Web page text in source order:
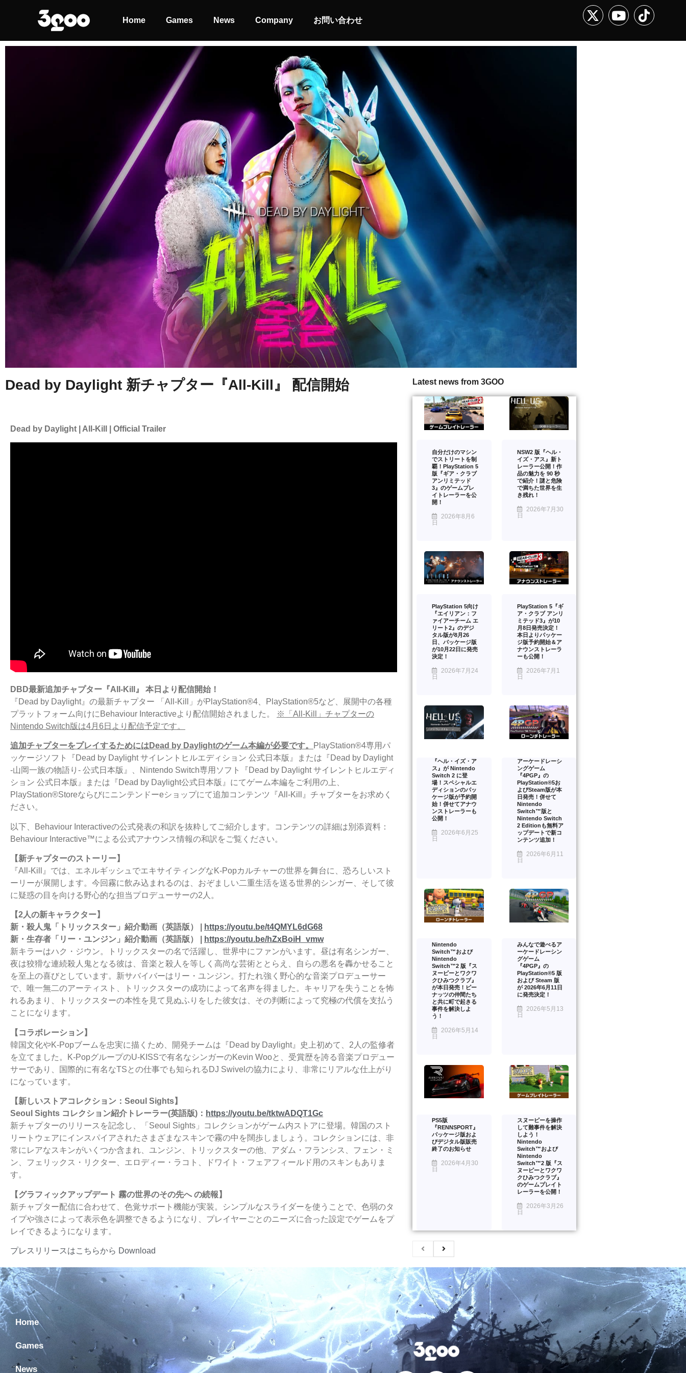
Home Games News Company お問い合わせ
Dead by Daylight 新チャプター『All-Kill』 配信開始
Dead by Daylight | All-Kill | Official Trailer
DBD最新追加チャプター『All-Kill』 本日より配信開始！
『Dead by Daylight』の最新チャプター 「All-Kill」がPlayStation®4、PlayStation®5など、展開中の各種
プラットフォーム向けにBehaviour Interactiveより配信開始されました。
※「All-Kill」チャプターの
Nintendo Switch版は4月6日より配信予定です。
追加チャプターをプレイするためにはDead by Daylightのゲーム本編が必要です。
PlayStation®4専用パ
ッケージソフト『Dead by Daylight サイレントヒルエディション 公式日本版』または『Dead by Daylight
-山岡一族の物語り- 公式日本版』、Nintendo Switch専用ソフト『Dead by Daylight サイレントヒルエディ
ション 公式日本版』または『Dead by Daylight公式日本版』にてゲーム本編をご利用の上、
PlayStation®Storeならびにニンテンドーeショップにて追加コンテンツ『All-Kill』チャプターをお求めく
ださい。
以下、Behaviour Interactiveの公式発表の和訳を抜粋してご紹介します。コンテンツの詳細は別添資料：
Behaviour Interactive™による公式アナウンス情報の和訳をご覧ください。
【新チャプターのストーリー】
『All-Kill』では、エネルギッシュでエキサイティングなK-Popカルチャーの世界を舞台に、恐ろしいスト
ーリーが展開します。今回霧に飲み込まれるのは、おぞましい二重生活を送る世界的シンガー、そして彼
に疑惑の目を向ける野心的な担当プロデューサーの2人。
【2人の新キャラクター】
新・殺人鬼「トリックスター」紹介動画（英語版） |
https://youtu.be/t4QMYL6dG68
新・生存者「リー・ユンジン」紹介動画（英語版） |
https://youtu.be/hZxBoiH_vmw
新キラーはハク・ジウン。トリックスターの名で活躍し、世界中にファンがいます。昼は有名シンガー、
夜は狡猾な連続殺人鬼となる彼は、音楽と殺人を等しく高尚な芸術ととらえ、自らの悪名を轟かせること
を至上の喜びとしています。新サバイバーはリー・ユンジン。打たれ強く野心的な音楽プロデューサー
で、唯一無二のアーティスト、トリックスターの成功によって名声を得ました。キャリアを失うことを怖
れるあまり、トリックスターの本性を見て見ぬふりをした彼女は、その判断によって究極の代償を支払う
ことになります。
【コラボレーション】
韓国文化やK-Popブームを忠実に描くため、開発チームは『Dead by Daylight』史上初めて、2人の監修者
を立てました。K-PopグループのU-KISSで有名なシンガーのKevin Wooと、受賞歴を誇る音楽プロデュー
サーであり、国際的に有名なTSとの仕事でも知られるDJ Swivelの協力により、非常にリアルな仕上がり
になっています。
【新しいストアコレクション：Seoul Sights】
Seoul Sights コレクション紹介トレーラー(英語版)： https://youtu.be/tktwADQT1Gc
新チャプターのリリースを記念し、「Seoul Sights」コレクションがゲーム内ストアに登場。韓国のスト
リートウェアにインスパイアされたさまざまなスキンで霧の中を闊歩しましょう。コレクションには、非
常にレアなスキンがいくつか含まれ、ユンジン、トリックスターの他、アダム・フランシス、フェン・ミ
ン、フェリックス・リクター、エロディー・ラコト、ドワイト・フェアフィールド用のスキンもありま
す。
【グラフィックアップデート 霧の世界のその先へ の続報】
新チャプター配信に合わせて、色覚サポート機能が実装。シンプルなスライダーを使うことで、色弱のタ
イプや強さによって表示色を調整できるようになり、プレイヤーごとのニーズに合った設定でゲームをプ
レイできるようになります。
プレスリリースはこちらから Download
Latest news from 3GOO
自分だけのマシン
でストリートを制
覇！PlayStation 5
版『ギア・クラブ
アンリミテッド
3』のゲームプレ
イトレーラーを公
開！
2026年8月6
日
NSW2 版『ヘル・
イズ・アス』新ト
レーラー公開！作
品の魅力を 90 秒
で紹介！謎と危険
で満ちた世界を生
き残れ！
2026年7月30
日
PlayStation 5向け
『エイリアン：フ
ァイアーチーム エ
リート2』のデジ
タル版が8月26
日、パッケージ版
が10月22日に発売
決定！
2026年7月24
日
PlayStation 5『ギ
ア・クラブ アンリ
ミテッド3』が10
月8日発売決定！
本日よりパッケー
ジ版予約開始＆ア
ナウンストレーラ
ーも公開！
2026年7月1
日
『ヘル・イズ・ア
ス』が Nintendo
Switch 2 に登
場！スペシャルエ
ディションのパッ
ケージ版が予約開
始！併せてアナウ
ンストレーラーも
公開！
2026年6月25
日
アーケードレーシ
ングゲーム
『4PGP』の
PlayStation®5お
よびSteam版が本
日発売！併せて
Nintendo
Switch™版と
Nintendo Switch
2 Editionも無料ア
ップデートで新コ
ンテンツ追加！
2026年6月11
日
Nintendo
Switch™および
Nintendo
Switch™2 版『ス
ヌーピーとワクワ
クひみつクラブ』
が本日発売！ピー
ナッツの仲間たち
と共に町で起きる
事件を解決しよ
う！
2026年5月14
日
みんなで遊べるア
ーケードレーシン
グゲーム
『4PGP』の
PlayStation®5 版
および Steam 版
が 2026年6月11日
に発売決定！
2026年5月13
日
PS5版
『RENNSPORT』
パッケージ版およ
びデジタル版販売
終了のお知らせ
2026年4月30
日
スヌーピーを操作
して難事件を解決
しよう！
Nintendo
Switch™および
Nintendo
Switch™2 版『ス
ヌーピーとワクワ
クひみつクラブ』
のゲームプレイト
レーラーを公開！
2026年3月26
日
Home
Games
News